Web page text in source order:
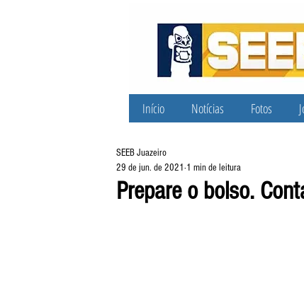
Início Notícias Fotos
Prepare o bolso.
SEEB Juazeiro
29 de jun. de 2021 1 min de leitura